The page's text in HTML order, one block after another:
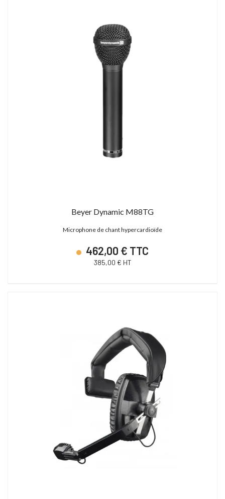
Beyer Dynamic M88TG
Microphone de chant hypercardioïde
462,00 € TTC
385,00 € HT